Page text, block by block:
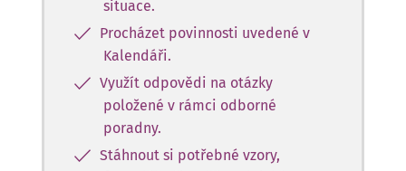
situace.
Procházet povinnosti uvedené v
Kalendáři.
Využít odpovědi na otázky
položené v rámci odborné
poradny.
Stáhnout si potřebné vzory,